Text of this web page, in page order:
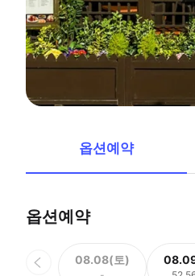
옵션예약
옵션예약
08.08(토)